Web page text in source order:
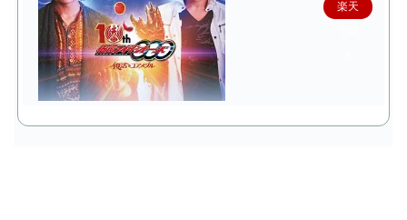
楽天